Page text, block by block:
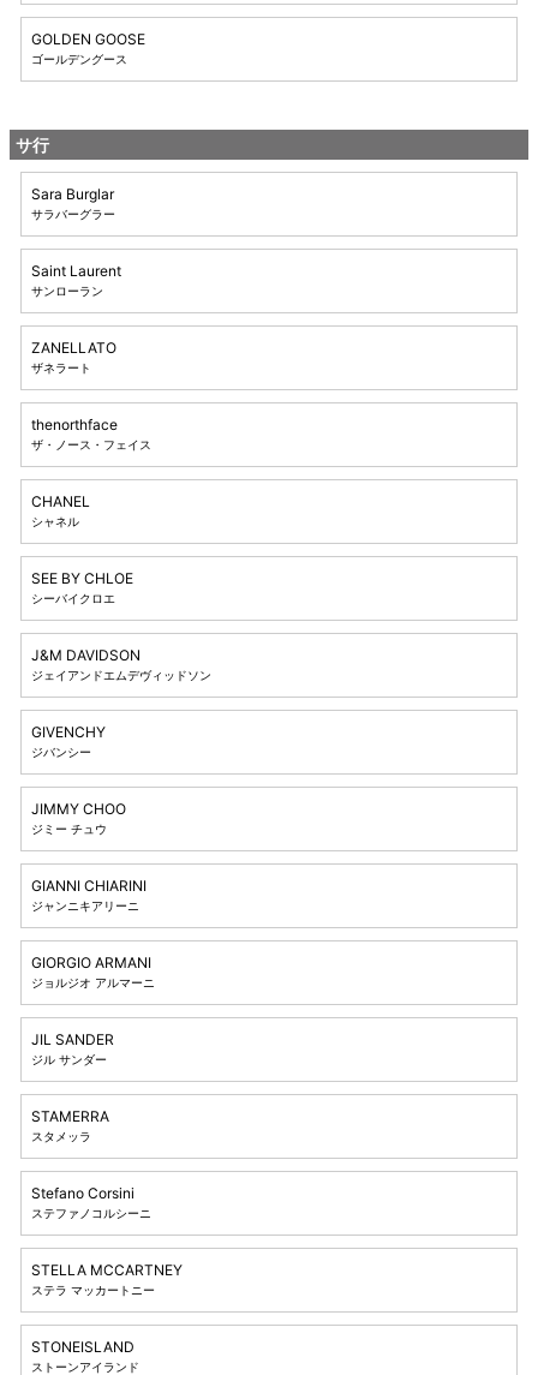
GOLDEN GOOSE
ゴールデングース
サ行
Sara Burglar
サラバーグラー
Saint Laurent
サンローラン
ZANELLATO
ザネラート
thenorthface
ザ・ノース・フェイス
CHANEL
シャネル
SEE BY CHLOE
シーバイクロエ
J&M DAVIDSON
ジェイアンドエムデヴィッドソン
GIVENCHY
ジバンシー
JIMMY CHOO
ジミー チュウ
GIANNI CHIARINI
ジャンニキアリーニ
GIORGIO ARMANI
ジョルジオ アルマーニ
JIL SANDER
ジル サンダー
STAMERRA
スタメッラ
Stefano Corsini
ステファノコルシーニ
STELLA MCCARTNEY
ステラ マッカートニー
STONEISLAND
ストーンアイランド